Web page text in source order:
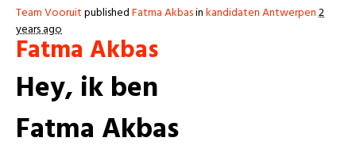
Team VooruitpublishedFatma Akbasinkandidaten Antwerpen2
years ago
Fatma Akbas
Hey, ik ben
Fatma Akbas